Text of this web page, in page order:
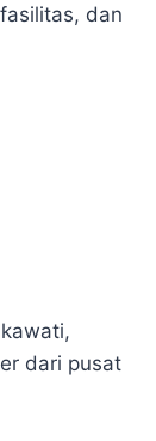
dan
dari pusat